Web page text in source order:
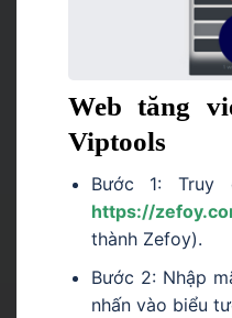
Web tăng
Viptools
Bước 1: Truy
https://
thành Zefoy).
Bước 2: Nhập
nhấn vào biểu